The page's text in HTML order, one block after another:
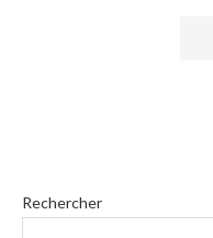
Rechercher